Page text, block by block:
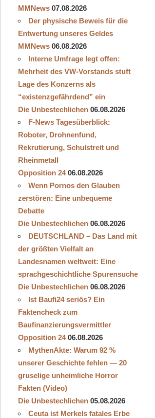
MMNews 07.08.2026
Der physische Beweis für die
Entwertung unseres Geldes
MMNews 06.08.2026
Interne Umfrage legt offen:
Mehrheit des VW-Vorstands stuft
Lage des Konzerns als
“existenzgefährdend” ein
Die Unbestechlichen 06.08.2026
F-News Tagesüberblick:
Roboter, Drohnenfund,
Rekrutierung, Schulstreit und
Rheinmetall
Opposition 24 06.08.2026
Wenn Pornos den Glauben
zerstören: Eine unbequeme
Debatte
Die Unbestechlichen 06.08.2026
DEUTSCHLAND – Das Land mit
der größten Vielfalt an
Landesnamen weltweit: Eine
sprachgeschichtliche Spurensuche
Die Unbestechlichen 06.08.2026
Ist Baufi24 seriös? Ein
Faktencheck zum
Baufinanzierungsvermittler
Opposition 24 06.08.2026
MythenAkte: Warum 92 %
unserer Geschichte fehlen — 20
gruselige unheimliche Horror
Fakten (Video)
Die Unbestechlichen 05.08.2026
Ceuta ist Merkels fatales Erbe